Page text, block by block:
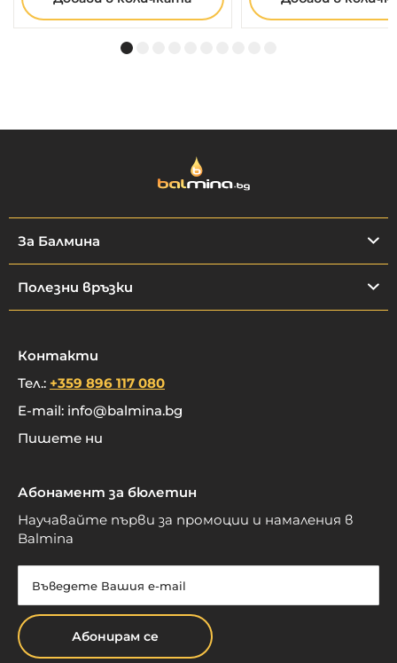
За Балмина
Полезни връзки
Контакти
Тел.: +359 896 117 080
E-mail: info@balmina.bg
Пишете ни
Абонамент за бюлетин
Научавайте първи за промоции и намаления в
Balmina
Абонирам се